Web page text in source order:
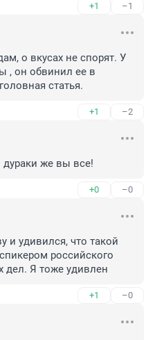
+1 –1
о вкусах не спорят. У
, он обвинил ее в
статья.
+1 –2
же вы все!
+0 –0
и удивился, что такой
российского
дел. Я тоже удивлен
+1 –0